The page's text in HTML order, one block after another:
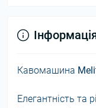
Кавомашина
Елегантність та